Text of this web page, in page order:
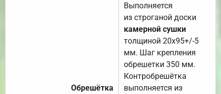
Обрешётка
Выполняется
из строганой доски
камерной сушки
толщиной 20х95+/-5
мм. Шаг крепления
обрешетки 350 мм.
Контробрешётка
выполняется из